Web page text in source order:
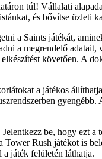
túl! Vállalati
és bővítse üzleti
a Saints játékát,
a megrendelő
követően. A
a játékos
be, hogy ezt
Rush játékot is
játék felületén láthatja.